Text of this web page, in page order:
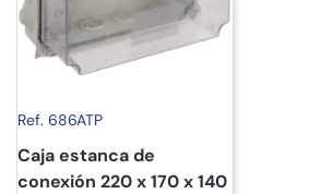
Ref. 686ATP
Caja estanca de
conexión 220 x 170 x 140